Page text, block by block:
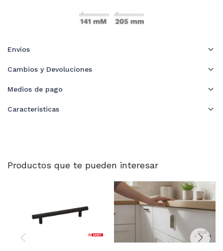
Envíos
Cambios y Devoluciones
Medios de pago
Características
Productos que te pueden interesar